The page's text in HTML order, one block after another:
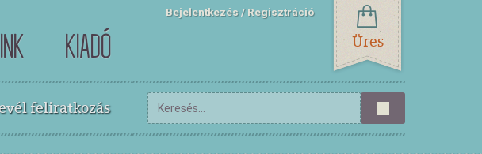
KIADÓ
Bejelentkezés Regisztráció
Üres
feliratkozás